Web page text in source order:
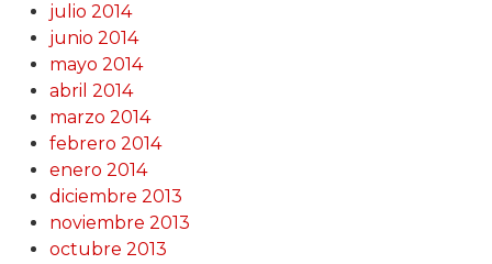
julio 2014
junio 2014
mayo 2014
abril 2014
marzo 2014
febrero 2014
enero 2014
diciembre 2013
noviembre 2013
octubre 2013